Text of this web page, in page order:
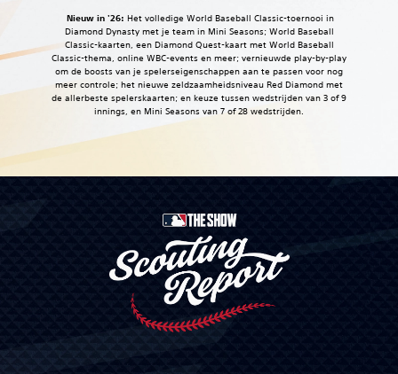
‎ ‏Nieuw in '26:Het volledige World Baseball Classic-toernooi in
Diamond Dynasty met je team in Mini Seasons; World Baseball
Classic-kaarten, een Diamond Quest-kaart met World Baseball
Classic-thema, online WBC-events en meer; vernieuwde play-by-play
om de boosts van je spelerseigenschappen aan te passen voor nog
meer controle; het nieuwe zeldzaamheidsniveau Red Diamond met
de allerbeste spelerskaarten; en keuze tussen wedstrijden van 3 of 9
innings, en Mini Seasons van 7 of 28 wedstrijden.